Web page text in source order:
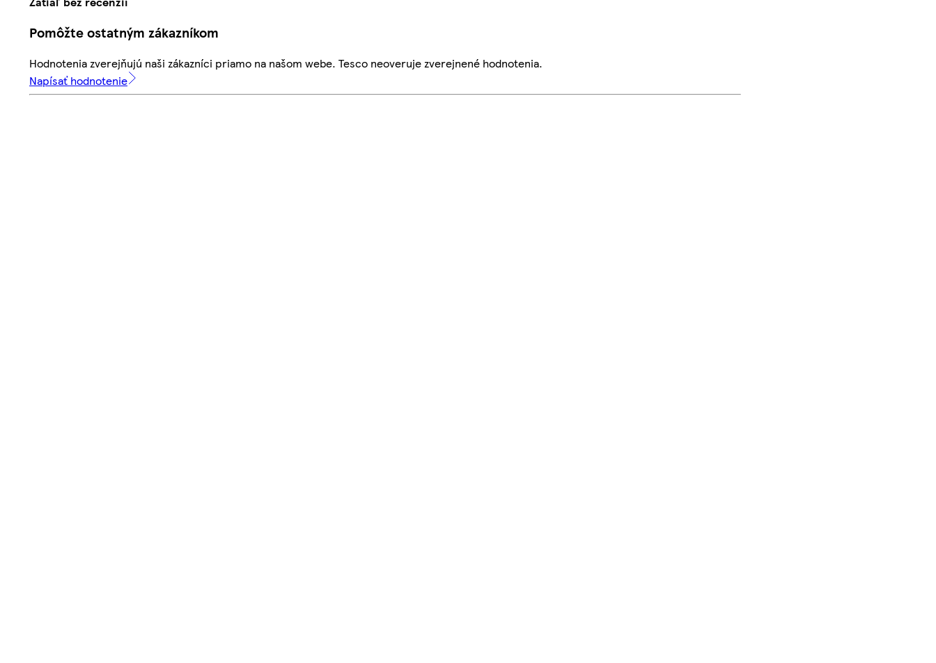
Pomôžte ostatným zákazníkom
Hodnotenia zverejňujú naši zákazníci priamo na našom webe. Tesco neoveruje zverejnené hodnotenia.
Napísať hodnotenie